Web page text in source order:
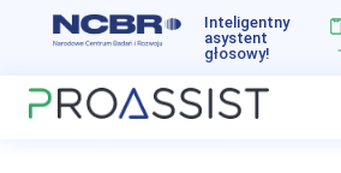
Inteligentny
asystent
głosowy!